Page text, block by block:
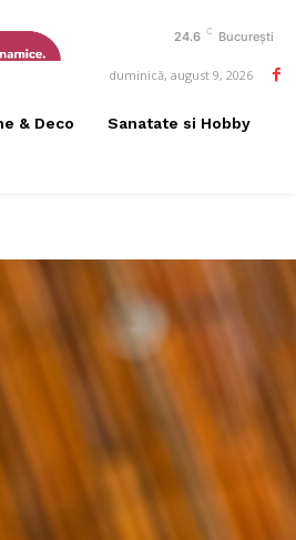
24.6 C București
duminică, august 9, 2026
& Deco Sanatate si Hobby